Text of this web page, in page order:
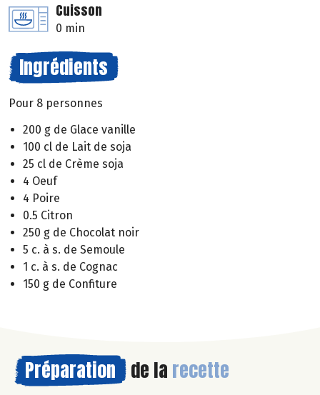
Cuisson
0 min
Ingrédients
Pour 8 personnes
200 g de Glace vanille
100 cl de Lait de soja
25 cl de Crème soja
4 Oeuf
4 Poire
0.5 Citron
250 g de Chocolat noir
5 c. à s. de Semoule
1 c. à s. de Cognac
150 g de Confiture
Préparation de la recette